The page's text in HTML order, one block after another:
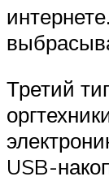
Третий
USB-